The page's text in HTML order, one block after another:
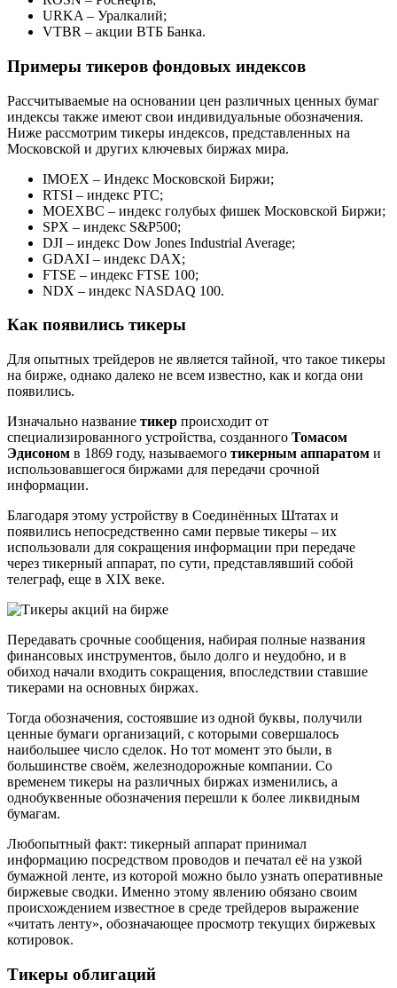
URKA – Уралкалий;
VTBR – акции ВТБ Банка.
Примеры тикеров фондовых индексов
Рассчитываемые на основании цен различных ценных бумаг
индексы также имеют свои индивидуальные обозначения.
Ниже рассмотрим тикеры индексов, представленных на
Московской и других ключевых биржах мира.
IMOEX – Индекс Московской Биржи;
RTSI – индекс РТС;
MOEXBC – индекс голубых фишек Московской Биржи;
SPX – индекс S&P500;
DJI – индекс Dow Jones Industrial Average;
GDAXI – индекс DAX;
FTSE – индекс FTSE 100;
NDX – индекс NASDAQ 100.
Как появились тикеры
Для опытных трейдеров не является тайной, что такое тикеры
на бирже, однако далеко не всем известно, как и когда они
появились.
Изначально название тикер происходит от
специализированного устройства, созданного Томасом
Эдисоном в 1869 году, называемого тикерным аппаратом и
использовавшегося биржами для передачи срочной
информации.
Благодаря этому устройству в Соединённых Штатах и
появились непосредственно сами первые тикеры – их
использовали для сокращения информации при передаче
через тикерный аппарат, по сути, представлявший собой
телеграф, еще в XIX веке.
Передавать срочные сообщения, набирая полные названия
финансовых инструментов, было долго и неудобно, и в
обиход начали входить сокращения, впоследствии ставшие
тикерами на основных биржах.
Тогда обозначения, состоявшие из одной буквы, получили
ценные бумаги организаций, с которыми совершалось
наибольшее число сделок. Но тот момент это были, в
большинстве своём, железнодорожные компании. Со
временем тикеры на различных биржах изменились, а
однобуквенные обозначения перешли к более ликвидным
бумагам.
Любопытный факт: тикерный аппарат принимал
информацию посредством проводов и печатал её на узкой
бумажной ленте, из которой можно было узнать оперативные
биржевые сводки. Именно этому явлению обязано своим
происхождением известное в среде трейдеров выражение
«читать ленту», обозначающее просмотр текущих биржевых
котировок.
Тикеры облигаций